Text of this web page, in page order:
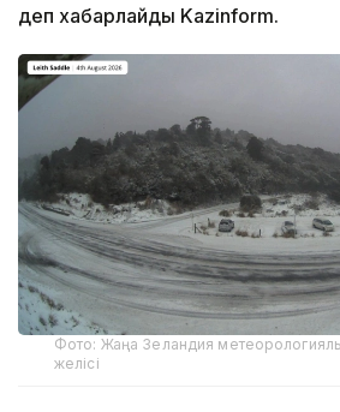
деп хабарлайды Kazinform.
Фото: Жаңа Зеландия
желісі